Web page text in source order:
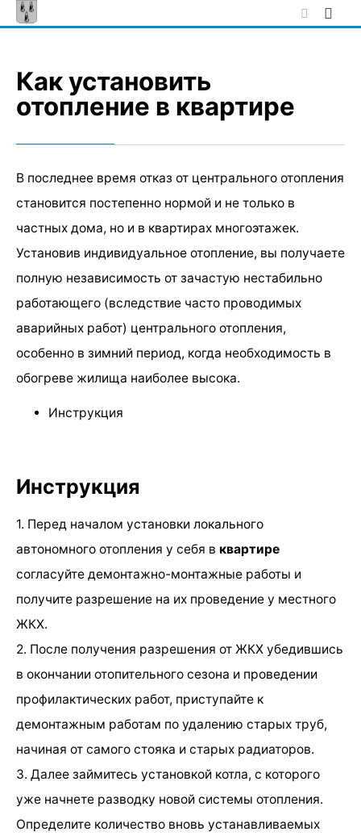
Skip
to
Как установить
отопление в квартире
В последнее время отказ от центрального отопления
становится постепенно нормой и не только в
частных дома, но и в квартирах многоэтажек.
Установив индивидуальное отопление, вы получаете
полную независимость от зачастую нестабильно
работающего (вследствие часто проводимых
аварийных работ) центрального отопления,
особенно в зимний период, когда необходимость в
обогреве жилища наиболее высока.
Инструкция
Инструкция
1. Перед началом установки локального
автономного отопления у себя в квартире
согласуйте демонтажно-монтажные работы и
получите разрешение на их проведение у местного
ЖКХ.
2. После получения разрешения от ЖКХ убедившись
в окончании отопительного сезона и проведении
профилактических работ, приступайте к
демонтажным работам по удалению старых труб,
начиная от самого стояка и старых радиаторов.
3. Далее займитесь установкой котла, с которого
уже начнете разводку новой системы отопления.
Определите количество вновь устанавливаемых